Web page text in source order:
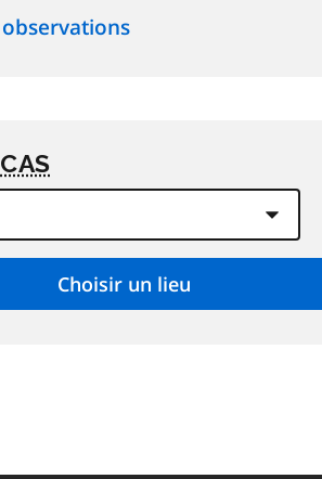
observations
CAS